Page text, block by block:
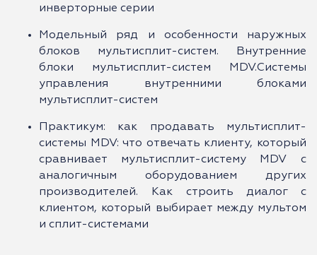
инверторные серии
Модельный ряд и особенности наружных
блоков мультисплит-систем. Внутренние
блоки мультисплит-систем MDV.Системы
управления внутренними блоками
мультисплит-систем
Практикум: как продавать мультисплит-
системы MDV: что отвечать клиенту, который
сравнивает мультисплит-систему MDV с
аналогичным оборудованием других
производителей. Как строить диалог с
клиентом, который выбирает между мультом
и сплит-системами